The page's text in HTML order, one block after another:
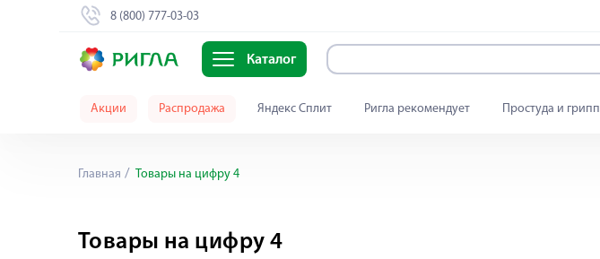
8 (800) 777-03-03
Каталог
Акции Распродажа Яндекс Сплит Ригла рекомендует Простуда и грипп
Главная Товары на цифру 4
Товары на цифру 4